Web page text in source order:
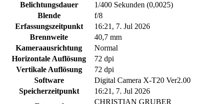
Belichtungsdauer
1/400 Sekunden (0,0025)
Blende
f/8
Erfassungszeitpunkt
16:21, 7. Jul 2026
Brennweite
40,7 mm
Kameraausrichtung
Normal
Horizontale Auflösung
72 dpi
Vertikale Auflösung
72 dpi
Software
Digital Camera X-T20 Ver2.00
Speicherzeitpunkt
16:21, 7. Jul 2026
CHRISTIAN GRUBER